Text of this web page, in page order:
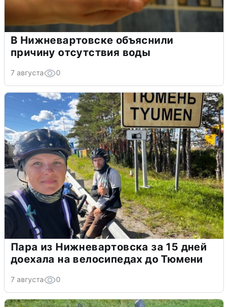
В Нижневартовске объяснили
причину отсутствия воды
7 августа 0
Пара из Нижневартовска за 15 дней
доехала на велосипедах до Тюмени
7 августа 0